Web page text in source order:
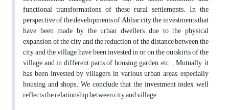
functional transformations of these rural settlements. In the
perspective of the developments of Abhar city, the investments that
have been made by the urban dwellers due to the physical
expansion of the city and the reduction of the distance between the
city and the village have been invested in or on the outskirts of the
village and in different parts of housing, garden, etc .; Mutually, it
has been invested by villagers in various urban areas, especially
housing and shops. We conclude that the investment index well
reflects the relationship between city and village.